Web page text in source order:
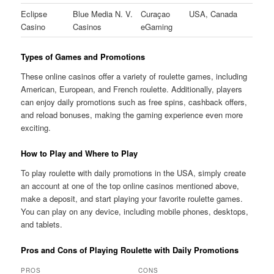
Eclipse
Casino
Blue Media N. V.
Casinos
Curaçao
eGaming
USA, Canada
Types of Games and Promotions
These online casinos offer a variety of roulette games, including
American, European, and French roulette. Additionally, players
can enjoy daily promotions such as free spins, cashback offers,
and reload bonuses, making the gaming experience even more
exciting.
How to Play and Where to Play
To play roulette with daily promotions in the USA, simply create
an account at one of the top online casinos mentioned above,
make a deposit, and start playing your favorite roulette games.
You can play on any device, including mobile phones, desktops,
and tablets.
Pros and Cons of Playing Roulette with Daily Promotions
PROS CONS